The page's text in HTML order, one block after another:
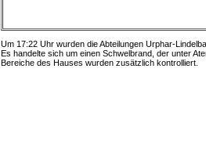
Um 17:22 Uhr wurden die Abteilungen Urphar-
Es handelte sich um einen Schwelbrand, der unter
Bereiche des Hauses wurden zusätzlich kontrolliert.